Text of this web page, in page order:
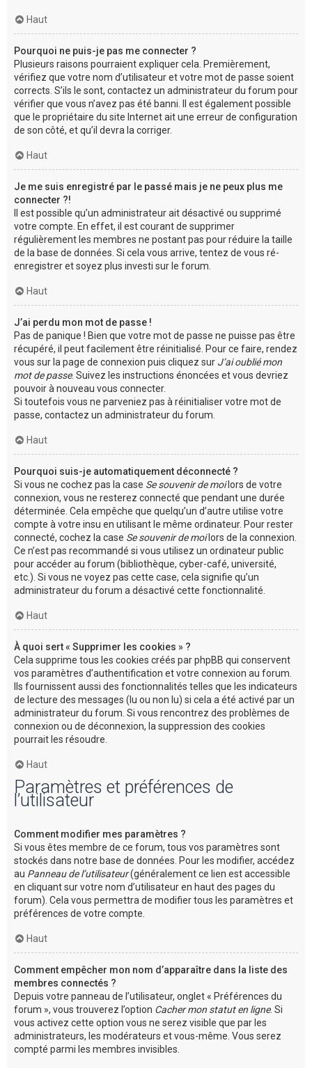
Haut
Pourquoi ne puis-je pas me connecter ?
Plusieurs raisons pourraient expliquer cela. Premièrement,
vérifiez que votre nom d’utilisateur et votre mot de passe soient
corrects. S’ils le sont, contactez un administrateur du forum pour
vérifier que vous n’avez pas été banni. Il est également possible
que le propriétaire du site Internet ait une erreur de configuration
de son côté, et qu’il devra la corriger.
Haut
Je me suis enregistré par le passé mais je ne peux plus me
connecter ?!
Il est possible qu’un administrateur ait désactivé ou supprimé
votre compte. En effet, il est courant de supprimer
régulièrement les membres ne postant pas pour réduire la taille
de la base de données. Si cela vous arrive, tentez de vous ré-
enregistrer et soyez plus investi sur le forum.
Haut
J’ai perdu mon mot de passe !
Pas de panique ! Bien que votre mot de passe ne puisse pas être
récupéré, il peut facilement être réinitialisé. Pour ce faire, rendez
vous sur la page de connexion puis cliquez sur J’ai oublié mon
mot de passe. Suivez les instructions énoncées et vous devriez
pouvoir à nouveau vous connecter.
Si toutefois vous ne parveniez pas à réinitialiser votre mot de
passe, contactez un administrateur du forum.
Haut
Pourquoi suis-je automatiquement déconnecté ?
Si vous ne cochez pas la case Se souvenir de moilors de votre
connexion, vous ne resterez connecté que pendant une durée
déterminée. Cela empêche que quelqu’un d’autre utilise votre
compte à votre insu en utilisant le même ordinateur. Pour rester
connecté, cochez la case Se souvenir de moilors de la connexion.
Ce n’est pas recommandé si vous utilisez un ordinateur public
pour accéder au forum (bibliothèque, cyber-café, université,
etc.). Si vous ne voyez pas cette case, cela signifie qu’un
administrateur du forum a désactivé cette fonctionnalité.
Haut
À quoi sert « Supprimer les cookies » ?
Cela supprime tous les cookies créés par phpBB qui conservent
vos paramètres d’authentification et votre connexion au forum.
Ils fournissent aussi des fonctionnalités telles que les indicateurs
de lecture des messages (lu ou non lu) si cela a été activé par un
administrateur du forum. Si vous rencontrez des problèmes de
connexion ou de déconnexion, la suppression des cookies
pourrait les résoudre.
Haut
Paramètres et préférences de
l’utilisateur
Comment modifier mes paramètres ?
Si vous êtes membre de ce forum, tous vos paramètres sont
stockés dans notre base de données. Pour les modifier, accédez
au Panneau de l’utilisateur(généralement ce lien est accessible
en cliquant sur votre nom d’utilisateur en haut des pages du
forum). Cela vous permettra de modifier tous les paramètres et
préférences de votre compte.
Haut
Comment empêcher mon nom d’apparaître dans la liste des
membres connectés ?
Depuis votre panneau de l’utilisateur, onglet « Préférences du
forum », vous trouverez l’option Cacher mon statut en ligne. Si
vous activez cette option vous ne serez visible que par les
administrateurs, les modérateurs et vous-même. Vous serez
compté parmi les membres invisibles.